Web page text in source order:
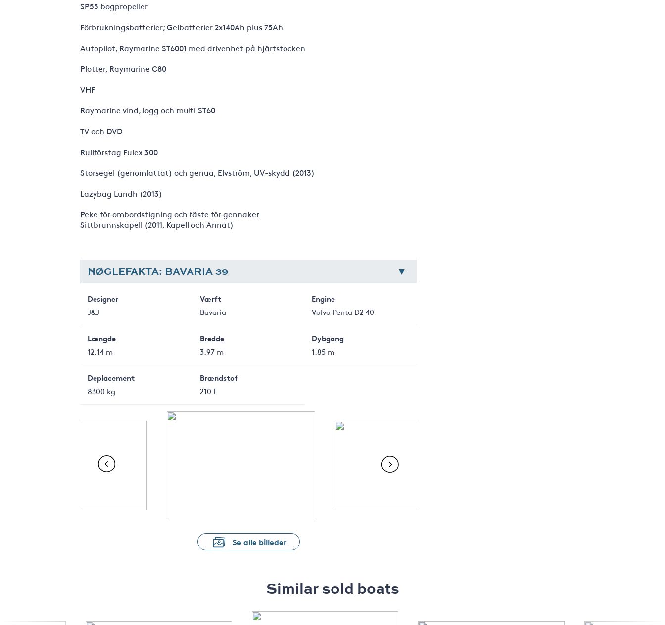
SP55 bogpropeller
Förbrukningsbatterier; Gelbatterier 2x140Ah plus 75Ah
Autopilot, Raymarine ST6001 med drivenhet på hjärtstocken
Plotter, Raymarine C80
VHF
Raymarine vind, logg och multi ST60
TV och DVD
Rullförstag Fulex 300
Storsegel (genomlattat) och genua, Elvström, UV-skydd (2013)
Lazybag Lundh (2013)
Peke för ombordstigning och fäste för gennaker
Sittbrunnskapell (2011, Kapell och Annat)
NØGLEFAKTA: BAVARIA 39
Designer
J&J
Værft
Bavaria
Engine
Volvo Penta D2 40
Længde
12.14 m
Bredde
3.97 m
Dybgang
1.85 m
Deplacement
8300 kg
Brændstof
210 L
Se alle billeder
Similar sold boats